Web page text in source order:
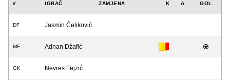
# IGRAČ ZAMJENA K A GOL
DF Jasmin Čeliković
MF Adnan Džafić
GK Nevres Fejzić